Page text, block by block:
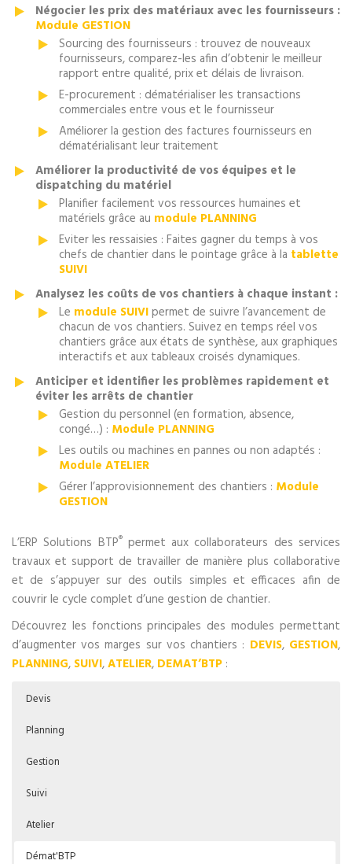
Négocier les prix des matériaux avec les fournisseurs :
Module GESTION
Sourcing des fournisseurs : trouvez de nouveaux
fournisseurs, comparez-les afin d’obtenir le meilleur
rapport entre qualité, prix et délais de livraison.
E-procurement : dématérialiser les transactions
commerciales entre vous et le fournisseur
Améliorer la gestion des factures fournisseurs en
dématérialisant leur traitement
Améliorer la productivité de vos équipes et le
dispatching du matériel
Planifier facilement vos ressources humaines et
matériels grâce au module PLANNING
Eviter les ressaisies : Faites gagner du temps à vos
chefs de chantier dans le pointage grâce à la tablette
SUIVI
Analysez les coûts de vos chantiers à chaque instant :
Le module SUIVIpermet de suivre l’avancement de
chacun de vos chantiers. Suivez en temps réel vos
chantiers grâce aux états de synthèse, aux graphiques
interactifs et aux tableaux croisés dynamiques.
Anticiper et identifier les problèmes rapidement et
éviter les arrêts de chantier
Gestion du personnel (en formation, absence,
congé…) : Module PLANNING
Les outils ou machines en pannes ou non adaptés :
Module ATELIER
Gérer l’approvisionnement des chantiers : Module
GESTION
L’ERP Solutions BTP®permet aux collaborateurs des services
travaux et support de travailler de manière plus collaborative
et de s’appuyer sur des outils simples et efficaces afin de
couvrir le cycle complet d’une gestion de chantier.
Découvrez les fonctions principales des modules permettant
d’augmenter vos marges sur vos chantiers : DEVIS, GESTION,
PLANNING, SUIVI,ATELIER, DEMAT’BTP :
Devis
Planning
Gestion
Suivi
Atelier
Démat'BTP